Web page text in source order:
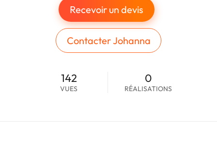
Recevoir un devis
Contacter Johanna
142
VUES
0
RÉALISATIONS